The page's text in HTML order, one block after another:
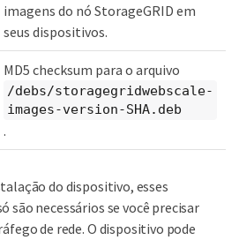
imagens do nó StorageGRID em
seus dispositivos.
MD5 checksum para o arquivo
/debs/storagegridwebscale-
images-version-SHA.deb
.
do dispositivo, esses
são necessários se você precisar
de rede. O dispositivo pode